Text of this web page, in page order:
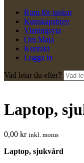
Rum för tankar
Kunskapsbrev
Visningsyta
Om Maja
Kontakt
Logga in
Vad letar du efter?
Laptop,
0,00 kr inkl. moms
Laptop, sjukvård